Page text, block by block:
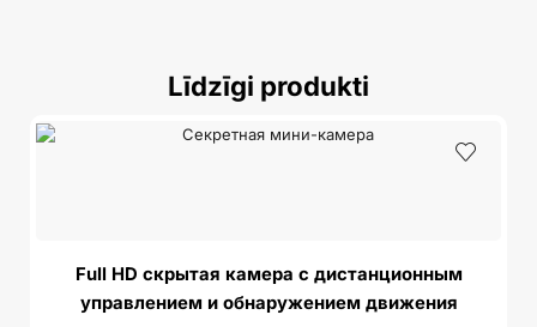
Līdzīgi produkti
Full HD скрытая камера с дистанционным
управлением и обнаружением движения